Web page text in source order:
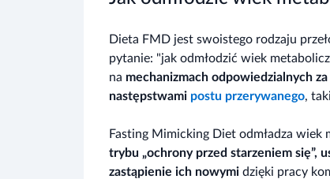
Dieta FMD jest swoistego rodzaju
pytanie: "jak odmłodzić wiek
na mechanizmach odpowiedzialnych
następstwami postu przerywanego,
Fasting Mimicking Diet odmładza wiek
trybu „ochrony przed starzeniem się”,
zastąpienie ich nowymi dzięki pracy